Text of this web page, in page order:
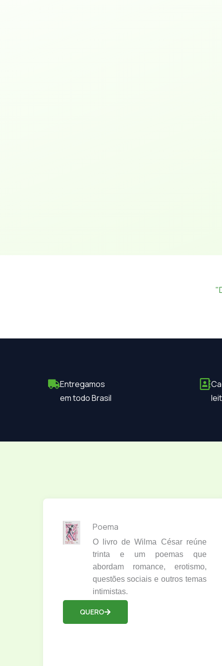
Entregamos
em todo Brasil
Poema
O livro de Wilma César reúne
trinta e um poemas que
abordam romance, erotismo,
questões sociais e outros temas
intimistas.
QUERO